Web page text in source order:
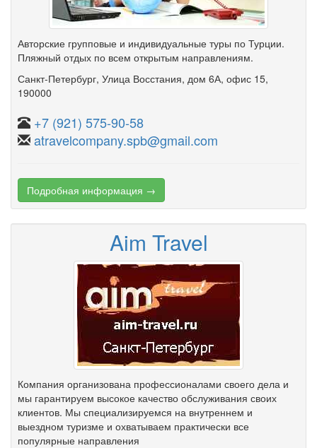
Авторские групповые и индивидуальные туры по Турции.
Пляжный отдых по всем открытым направлениям.
Санкт-Петербург, Улица Восстания, дом 6А, офис 15,
190000
+7 (921) 575-90-58
atravelcompany.spb@gmail.com
Подробная информация →
Aim Travel
Компания организована профессионалами своего дела и
мы гарантируем высокое качество обслуживания своих
клиентов. Мы специализируемся на внутреннем и
выездном туризме и охватываем практически все
популярные направления